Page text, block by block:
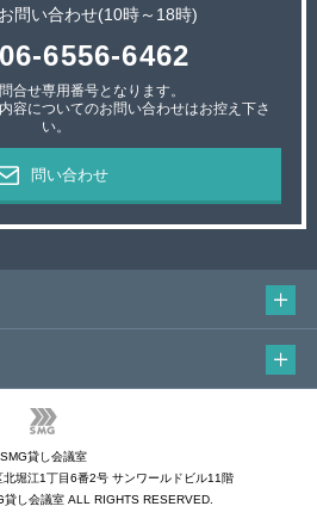
問い合わせ(10時～18時)
06-6556-6462
合せ専用番号となります。
容についてのお問い合わせはお控え下さ
い。
問い合わせ
SMG貸し会議室
堀江1丁目6番2号 サンワールドビル11階
し会議室 ALL RIGHTS RESERVED.